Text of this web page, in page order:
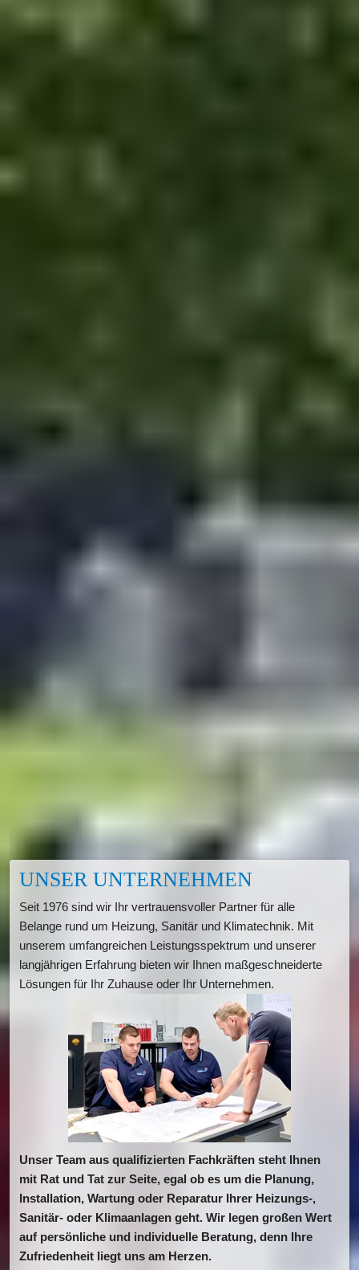
UNSER UNTERNEHMEN
Seit 1976 sind wir Ihr vertrauensvoller Partner für alle
Belange rund um Heizung, Sanitär und Klimatechnik. Mit
unserem umfangreichen Leistungsspektrum und unserer
langjährigen Erfahrung bieten wir Ihnen maßgeschneiderte
Lösungen für Ihr Zuhause oder Ihr Unternehmen.
Unser Team aus qualifizierten Fachkräften steht Ihnen
mit Rat und Tat zur Seite, egal ob es um die Planung,
Installation, Wartung oder Reparatur Ihrer Heizungs-,
Sanitär- oder Klimaanlagen geht. Wir legen großen Wert
auf persönliche und individuelle Beratung, denn Ihre
Zufriedenheit liegt uns am Herzen.